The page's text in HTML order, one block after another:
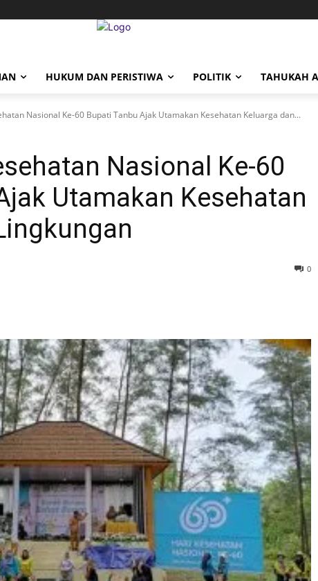
HUKUM DAN PERISTIWA POLITIK TAHUKAH
Nasional Ke-60 Bupati Tanbu Ajak Utamakan Kesehatan Keluarga dan...
Nasional Ke-60
Utamakan Kesehatan
0